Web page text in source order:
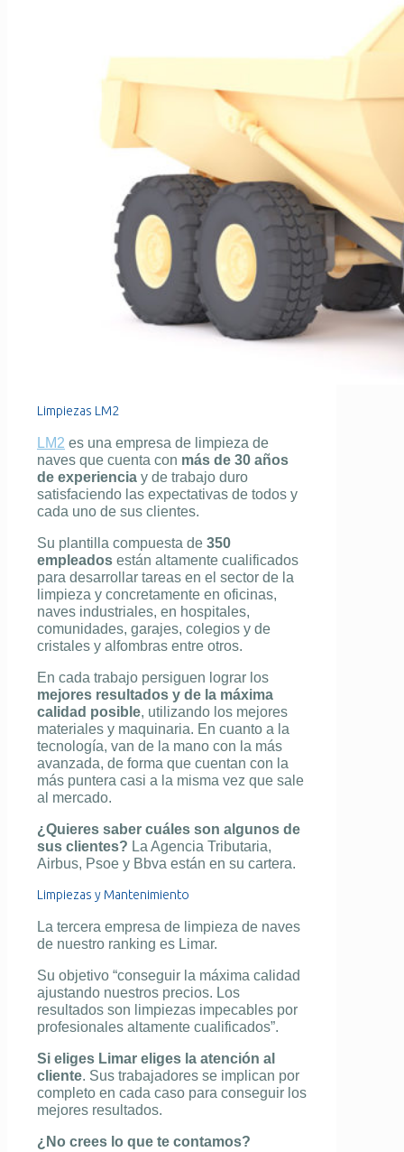
Limpiezas LM2
LM2 es una empresa de limpieza de
naves que cuenta con más de 30 años
de experiencia y de trabajo duro
satisfaciendo las expectativas de todos y
cada uno de sus clientes.
Su plantilla compuesta de 350
empleados están altamente cualificados
para desarrollar tareas en el sector de la
limpieza y concretamente en oficinas,
naves industriales, en hospitales,
comunidades, garajes, colegios y de
cristales y alfombras entre otros.
En cada trabajo persiguen lograr los
mejores resultados y de la máxima
calidad posible, utilizando los mejores
materiales y maquinaria. En cuanto a la
tecnología, van de la mano con la más
avanzada, de forma que cuentan con la
más puntera casi a la misma vez que sale
al mercado.
¿Quieres saber cuáles son algunos de
sus clientes? La Agencia Tributaria,
Airbus, Psoe y Bbva están en su cartera.
Limpiezas y Mantenimiento
La tercera empresa de limpieza de naves
de nuestro ranking es Limar.
Su objetivo “conseguir la máxima calidad
ajustando nuestros precios. Los
resultados son limpiezas impecables por
profesionales altamente cualificados”.
Si eliges Limar eliges la atención al
cliente. Sus trabajadores se implican por
completo en cada caso para conseguir los
mejores resultados.
¿No crees lo que te contamos?